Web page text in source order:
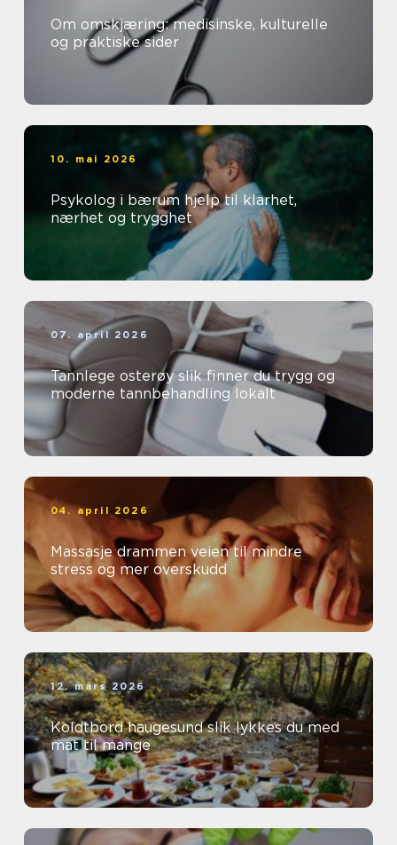
Om omskjæring: medisinske, kulturelle
og praktiske sider
10. mai 2026
Psykolog i bærum hjelp til klarhet,
nærhet og trygghet
07. april 2026
Tannlege osterøy slik finner du trygg og
moderne tannbehandling lokalt
04. april 2026
Massasje drammen veien til mindre
stress og mer overskudd
12. mars 2026
Koldtbord haugesund slik lykkes du med
mat til mange